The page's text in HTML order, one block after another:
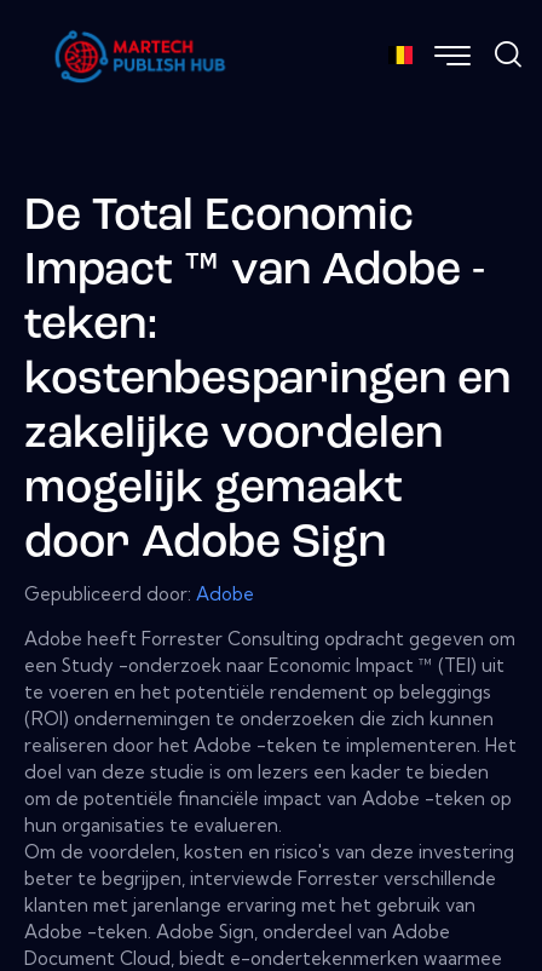
De Total Economic
Impact ™ van Adobe -
teken:
kostenbesparingen en
zakelijke voordelen
mogelijk gemaakt
door Adobe Sign
Gepubliceerd door: Adobe
Adobe heeft Forrester Consulting opdracht gegeven om
een ​​Study -onderzoek naar Economic Impact ™ (TEI) uit
te voeren en het potentiële rendement op beleggings
(ROI) ondernemingen te onderzoeken die zich kunnen
realiseren door het Adobe -teken te implementeren. Het
doel van deze studie is om lezers een kader te bieden
om de potentiële financiële impact van Adobe -teken op
hun organisaties te evalueren.
Om de voordelen, kosten en risico's van deze investering
beter te begrijpen, interviewde Forrester verschillende
klanten met jarenlange ervaring met het gebruik van
Adobe -teken. Adobe Sign, onderdeel van Adobe
Document Cloud, biedt e-ondertekenmerken waarmee